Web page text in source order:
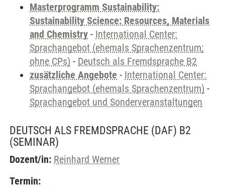
Masterprogramm Sustainability:
Sustainability Science: Resources, Materials
and Chemistry - International Center:
Sprachangebot (ehemals Sprachenzentrum;
ohne CPs) - Deutsch als Fremdsprache B2
zusätzliche Angebote - International Center:
Sprachangebot (ehemals Sprachenzentrum) -
Sprachangebot und Sonderveranstaltungen
DEUTSCH ALS FREMDSPRACHE (DAF) B2
(SEMINAR)
Dozent/in: Reinhard Werner
Termin: